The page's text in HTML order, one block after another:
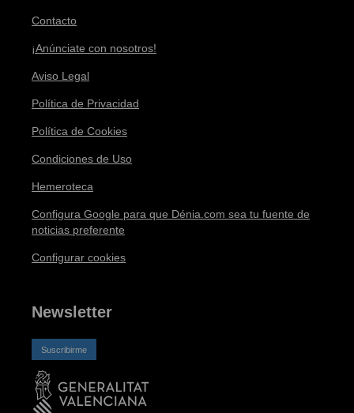
Contacto
¡Anúnciate con nosotros!
Aviso Legal
Política de Privacidad
Política de Cookies
Condiciones de Uso
Hemeroteca
Configura Google para que Dénia.com sea tu fuente de
noticias preferente
Configurar cookies
Newsletter
Suscribirme